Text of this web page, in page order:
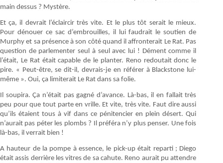
main dessus ? Mystère.
Et ça, il devrait l’éclaircir très vite. Et le plus tôt serait le mieux.
Pour dénouer ce sac d’embrouilles, il lui faudrait le soutien de
Murphy et sa présence à son côté quand il affronterait Le Rat. Pas
question de parlementer seul à seul avec lui ! Dément comme il
l’était, Le Rat était capable de le planter. Reno redoutait donc le
pire. « Peut-être, se dit-il, devrais-je en référer à Blackstone lui-
même ». Oui, ça limiterait Le Rat dans sa folie.
Il soupira. Ça n’était pas gagné d’avance. Là-bas, il en fallait très
peu pour que tout parte en vrille. Et vite, très vite. Faut dire aussi
qu’ils étaient tous à vif dans ce pénitencier en plein désert. Qui
n’aurait pas péter les plombs ? Il préféra n’y plus penser. Une fois
là-bas, il verrait bien !
A hauteur de la pompe à essence, le pick-up était reparti ; Diego
était assis derrière les vitres de sa cahute. Reno aurait pu attendre